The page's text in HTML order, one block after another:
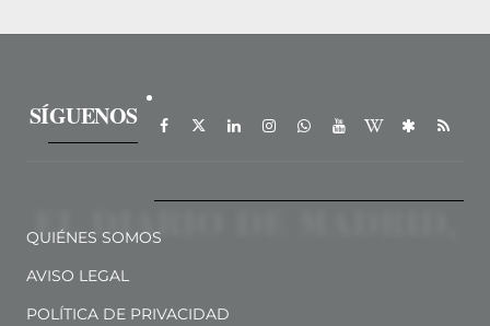
SÍGUENOS
QUIÉNES SOMOS
AVISO LEGAL
POLÍTICA DE PRIVACIDAD